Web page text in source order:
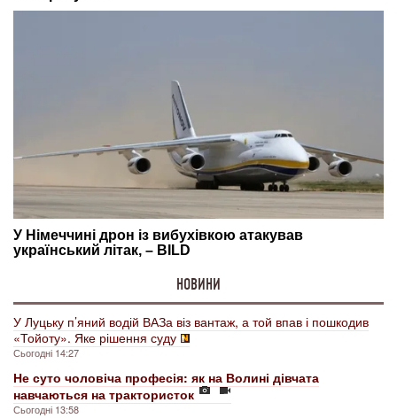
НОВИНИ
У Луцьку п’яний водій ВАЗа віз вантаж, а той впав і пошкодив
«Тойоту». Яке рішення суду
Сьогодні 14:27
Не суто чоловіча професія: як на Волині дівчата
навчаються на трактористок
Сьогодні 13:58